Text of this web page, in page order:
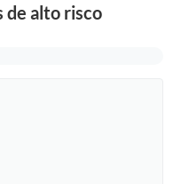
de alto risco